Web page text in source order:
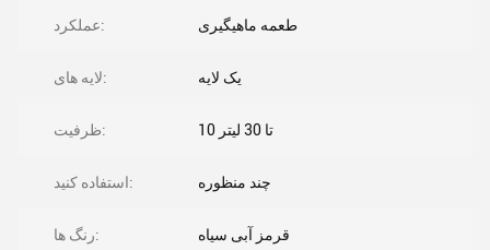
عملکرد: طعمه ماهیگیری
لایه های: یک لایه
ظرفیت: 10 تا 30 لیتر
استفاده کنید: چند منظوره
رنگ ها: قرمز آبی سیاه